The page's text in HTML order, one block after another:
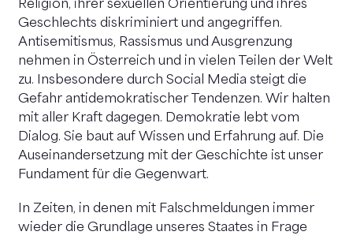
Religion, ihrer sexuellen Orientierung und ihres
Geschlechts diskriminiert und angegriffen.
Antisemitismus, Rassismus und Ausgrenzung
nehmen in Österreich und in vielen Teilen der Welt
zu. Insbesondere durch Social Media steigt die
Gefahr antidemokratischer Tendenzen. Wir halten
mit aller Kraft dagegen. Demokratie lebt vom
Dialog. Sie baut auf Wissen und Erfahrung auf. Die
Auseinandersetzung mit der Geschichte ist unser
Fundament für die Gegenwart.
In Zeiten, in denen mit Falschmeldungen immer
wieder die Grundlage unseres Staates in Frage